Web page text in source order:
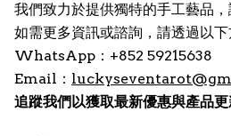
我們致力於提供獨特的手工藝品，
如需更多資訊或諮詢，請透過以下
WhatsApp：+852 59215638
Email：
追蹤我們以獲取最新優惠與產品更